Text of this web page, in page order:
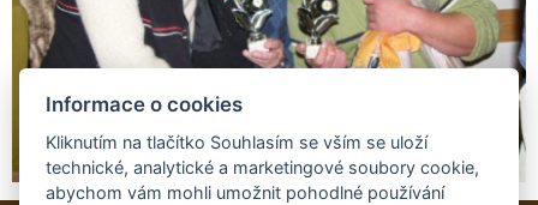
Informace o cookies
Kliknutím na tlačítko Souhlasím se vším se uloží
technické, analytické a marketingové soubory cookie,
abychom vám mohli umožnit pohodlné používání